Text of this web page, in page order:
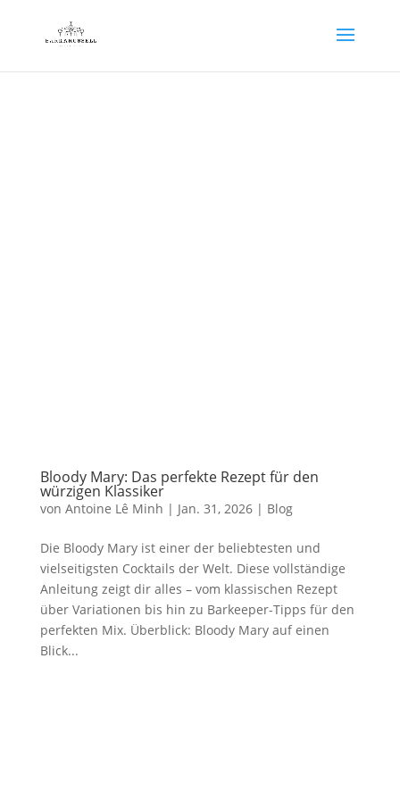
Bloody Mary: Das perfekte Rezept für den
würzigen Klassiker
von Antoine Lê Minh | Jan. 31, 2026| Blog
Die Bloody Mary ist einer der beliebtesten und
vielseitigsten Cocktails der Welt. Diese vollständige
Anleitung zeigt dir alles – vom klassischen Rezept
über Variationen bis hin zu Barkeeper-Tipps für den
perfekten Mix. Überblick: Bloody Mary auf einen
Blick...